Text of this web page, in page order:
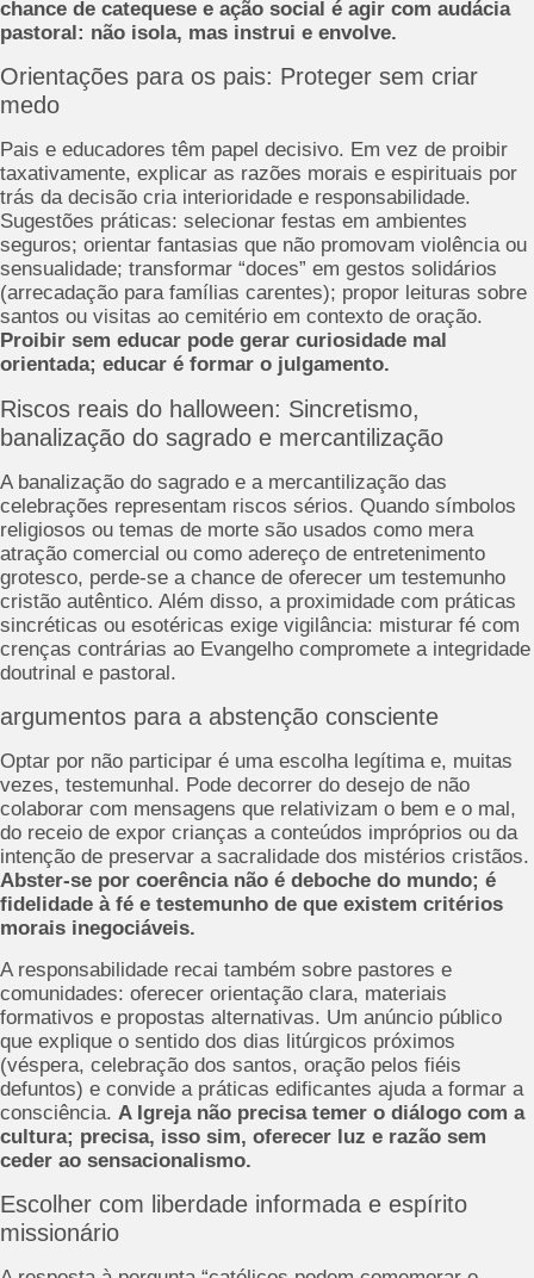
chance de catequese e ação social é agir com audácia
pastoral: não isola, mas instrui e envolve.
Orientações para os pais: Proteger sem criar
medo
Pais e educadores têm papel decisivo. Em vez de proibir
taxativamente, explicar as razões morais e espirituais por
trás da decisão cria interioridade e responsabilidade.
Sugestões práticas: selecionar festas em ambientes
seguros; orientar fantasias que não promovam violência ou
sensualidade; transformar “doces” em gestos solidários
(arrecadação para famílias carentes); propor leituras sobre
santos ou visitas ao cemitério em contexto de oração.
Proibir sem educar pode gerar curiosidade mal
orientada; educar é formar o julgamento.
Riscos reais do halloween: Sincretismo,
banalização do sagrado e mercantilização
A banalização do sagrado e a mercantilização das
celebrações representam riscos sérios. Quando símbolos
religiosos ou temas de morte são usados como mera
atração comercial ou como adereço de entretenimento
grotesco, perde-se a chance de oferecer um testemunho
cristão autêntico. Além disso, a proximidade com práticas
sincréticas ou esotéricas exige vigilância: misturar fé com
crenças contrárias ao Evangelho compromete a integridade
doutrinal e pastoral.
argumentos para a abstenção consciente
Optar por não participar é uma escolha legítima e, muitas
vezes, testemunhal. Pode decorrer do desejo de não
colaborar com mensagens que relativizam o bem e o mal,
do receio de expor crianças a conteúdos impróprios ou da
intenção de preservar a sacralidade dos mistérios cristãos.
Abster-se por coerência não é deboche do mundo; é
fidelidade à fé e testemunho de que existem critérios
morais inegociáveis.
A responsabilidade recai também sobre pastores e
comunidades: oferecer orientação clara, materiais
formativos e propostas alternativas. Um anúncio público
que explique o sentido dos dias litúrgicos próximos
(véspera, celebração dos santos, oração pelos fiéis
defuntos) e convide a práticas edificantes ajuda a formar a
consciência. A Igreja não precisa temer o diálogo com a
cultura; precisa, isso sim, oferecer luz e razão sem
ceder ao sensacionalismo.
Escolher com liberdade informada e espírito
missionário